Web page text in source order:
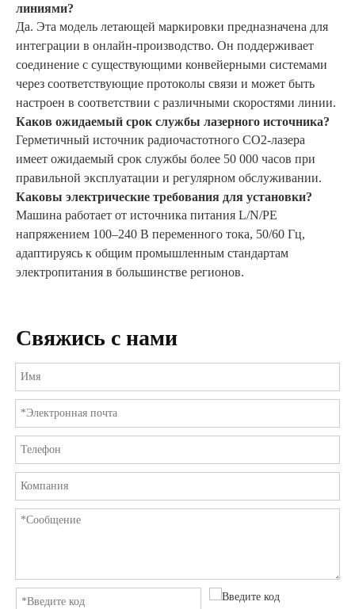
линиями?
Да. Эта модель летающей маркировки предназначена для
интеграции в онлайн-производство. Он поддерживает
соединение с существующими конвейерными системами
через соответствующие протоколы связи и может быть
настроен в соответствии с различными скоростями линии.
Каков ожидаемый срок службы лазерного источника?
Герметичный источник радиочастотного CO2-лазера
имеет ожидаемый срок службы более 50 000 часов при
правильной эксплуатации и регулярном обслуживании.
Каковы электрические требования для установки?
Машина работает от источника питания L/N/PE
напряжением 100–240 В переменного тока, 50/60 Гц,
адаптируясь к общим промышленным стандартам
электропитания в большинстве регионов.
Свяжись с нами